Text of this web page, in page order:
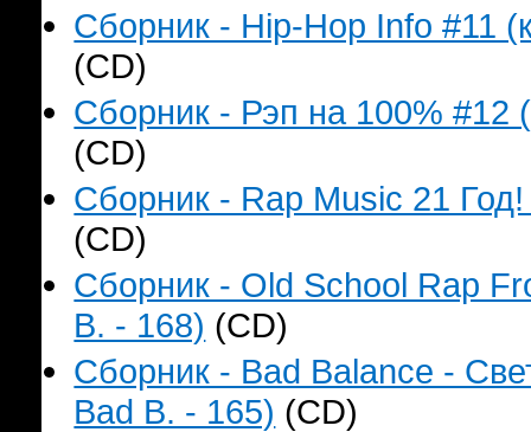
Сборник - Hip-Hop Info #11
(CD)
Сборник - Рэп на 100% #12
(CD)
Сборник - Rap Music 21
(CD)
Сборник - Old School Rap
B. - 168) (CD)
Сборник - Bad Balance -
Bad B. - 165) (CD)